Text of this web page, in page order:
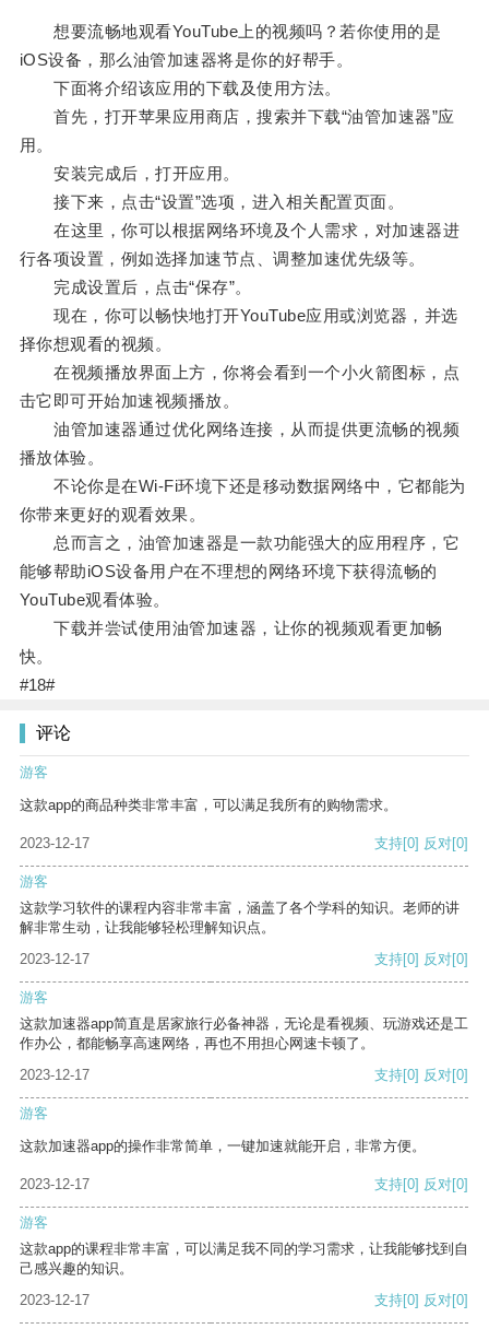
想要流畅地观看YouTube上的视频吗？若你使用的是
iOS设备，那么油管加速器将是你的好帮手。
下面将介绍该应用的下载及使用方法。
首先，打开苹果应用商店，搜索并下载“油管加速器”应
用。
安装完成后，打开应用。
接下来，点击“设置”选项，进入相关配置页面。
在这里，你可以根据网络环境及个人需求，对加速器进
行各项设置，例如选择加速节点、调整加速优先级等。
完成设置后，点击“保存”。
现在，你可以畅快地打开YouTube应用或浏览器，并选
择你想观看的视频。
在视频播放界面上方，你将会看到一个小火箭图标，点
击它即可开始加速视频播放。
油管加速器通过优化网络连接，从而提供更流畅的视频
播放体验。
不论你是在Wi-Fi环境下还是移动数据网络中，它都能为
你带来更好的观看效果。
总而言之，油管加速器是一款功能强大的应用程序，它
能够帮助iOS设备用户在不理想的网络环境下获得流畅的
YouTube观看体验。
下载并尝试使用油管加速器，让你的视频观看更加畅
快。
#18#
评论
游客
这款app的商品种类非常丰富，可以满足我所有的购物需求。
2023-12-17 支持[0] 反对[0]
游客
这款学习软件的课程内容非常丰富，涵盖了各个学科的知识。老师的讲
解非常生动，让我能够轻松理解知识点。
2023-12-17
支持[0] 反对[0]
游客
这款加速器app简直是居家旅行必备神器，无论是看视频、玩游戏还是工
作办公，都能畅享高速网络，再也不用担心网速卡顿了。
2023-12-17
支持[0] 反对[0]
游客
这款加速器app的操作非常简单，一键加速就能开启，非常方便。
2023-12-17 支持[0] 反对[0]
游客
这款app的课程非常丰富，可以满足我不同的学习需求，让我能够找到自
己感兴趣的知识。
2023-12-17
支持[0] 反对[0]